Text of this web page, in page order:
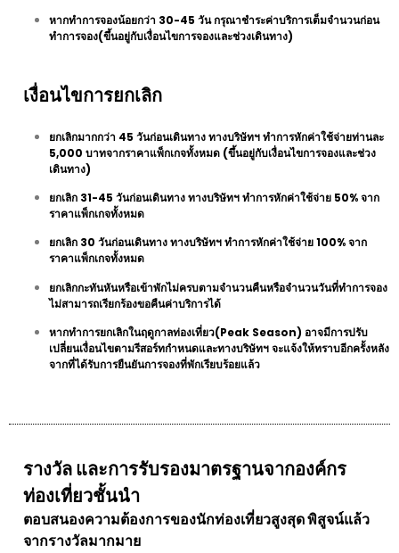
หากทำการจองน้อยกว่า 30-45 วัน กรุณาชำระค่าบริการเต็มจำนวนก่อน
ทำการจอง(ขึ้นอยู่กับเงื่อนไขการจองและช่วงเดินทาง)
เงื่อนไขการยกเลิก
ยกเลิกมากกว่า 45 วันก่อนเดินทาง ทางบริษัทฯ ทำการหักค่าใช้จ่ายท่านละ
5,000 บาทจากราคาแพ็กเกจทั้งหมด (ขึ้นอยู่กับเงื่อนไขการจองและช่วง
เดินทาง)
ยกเลิก 31-45 วันก่อนเดินทาง ทางบริษัทฯ ทำการหักค่าใช้จ่าย 50% จาก
ราคาแพ็กเกจทั้งหมด
ยกเลิก 30 วันก่อนเดินทาง ทางบริษัทฯ ทำการหักค่าใช้จ่าย 100% จาก
ราคาแพ็กเกจทั้งหมด
ยกเลิกกะทันหันหรือเข้าพักไม่ครบตามจำนวนคืนหรือจำนวนวันที่ทำการจอง
ไม่สามารถเรียกร้องขอคืนค่าบริการได้
หากทำการยกเลิกในฤดูกาลท่องเที่ยว(Peak Season) อาจมีการปรับ
เปลี่ยนเงื่อนไขตามรีสอร์ทกำหนดและทางบริษัทฯ จะแจ้งให้ทราบอีกครั้งหลัง
จากที่ได้รับการยืนยันการจองที่พักเรียบร้อยแล้ว
รางวัล และการรับรองมาตรฐานจากองค์กร
ท่องเที่ยวชั้นนำ
ตอบสนองความต้องการของนักท่องเที่ยวสูงสุด พิสูจน์แล้ว
จากรางวัลมากมาย